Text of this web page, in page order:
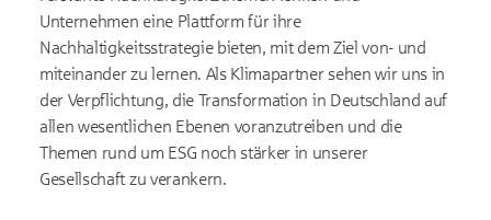
Unternehmen eine Plattform für ihre
Nachhaltigkeitsstrategie bieten, mit dem Ziel von- und
miteinander zu lernen. Als Klimapartner sehen wir uns in
der Verpflichtung, die Transformation in Deutschland auf
allen wesentlichen Ebenen voranzutreiben und die
Themen rund um ESG noch stärker in unserer
Gesellschaft zu verankern.